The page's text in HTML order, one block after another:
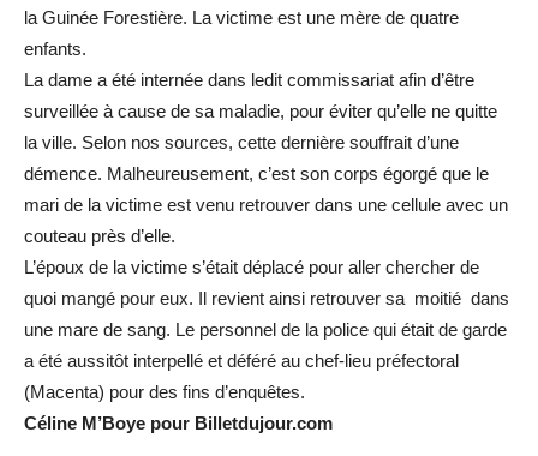
la Guinée Forestière. La victime est une mère de quatre
enfants.
La dame a été internée dans ledit commissariat afin d’être
surveillée à cause de sa maladie, pour éviter qu’elle ne quitte
la ville. Selon nos sources, cette dernière souffrait d’une
démence. Malheureusement, c’est son corps égorgé que le
mari de la victime est venu retrouver dans une cellule avec un
couteau près d’elle.
L’époux de la victime s’était déplacé pour aller chercher de
quoi mangé pour eux. Il revient ainsi retrouver sa moitié dans
une mare de sang. Le personnel de la police qui était de garde
a été aussitôt interpellé et déféré au chef-lieu préfectoral
(Macenta) pour des fins d’enquêtes.
Céline M’Boye pour Billetdujour.com